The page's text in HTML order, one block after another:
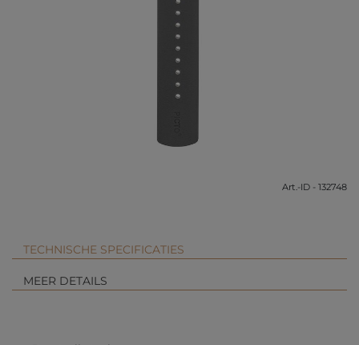
Art.-ID - 132748
TECHNISCHE SPECIFICATIES
MEER DETAILS